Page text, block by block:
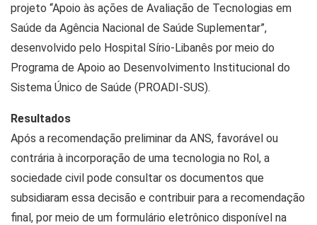
projeto “Apoio às ações de Avaliação de Tecnologias em
Saúde da Agência Nacional de Saúde Suplementar”,
desenvolvido pelo Hospital Sírio-Libanês por meio do
Programa de Apoio ao Desenvolvimento Institucional do
Sistema Único de Saúde (PROADI-SUS).
Resultados
Após a recomendação preliminar da ANS, favorável ou
contrária à incorporação de uma tecnologia no Rol, a
sociedade civil pode consultar os documentos que
subsidiaram essa decisão e contribuir para a recomendação
final, por meio de um formulário eletrônico disponível na